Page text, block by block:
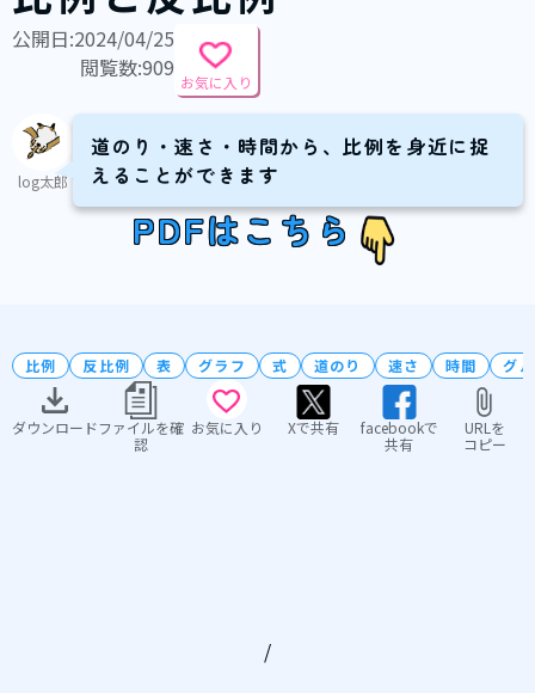
公開日:2024/04/25
閲覧数:909
お気に入り
log太郎
道のり・速さ・時間から、比例を身近に捉
えることができます
PDFはこちら
比例 反比例 表 グラフ 式 道のり 速さ 時間 グ
ダウンロードファイルを確
認
お気に入り Xで共有
facebookで
共有
URLを
コピー
/